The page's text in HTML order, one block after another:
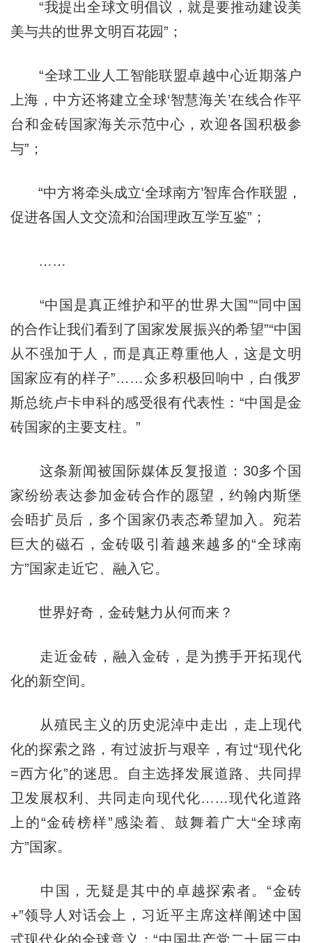
“我提出全球文明倡议，就是要推动建设美
美与共的世界文明百花园”；
“全球工业人工智能联盟卓越中心近期落户
上海，中方还将建立全球‘智慧海关’在线合作平
台和金砖国家海关示范中心，欢迎各国积极参
与”；
“中方将牵头成立‘全球南方’智库合作联盟，
促进各国人文交流和治国理政互学互鉴”；
……
“中国是真正维护和平的世界大国”“同中国
的合作让我们看到了国家发展振兴的希望”“中国
从不强加于人，而是真正尊重他人，这是文明
国家应有的样子”……众多积极回响中，白俄罗
斯总统卢卡申科的感受很有代表性：“中国是金
砖国家的主要支柱。”
这条新闻被国际媒体反复报道：30多个国
家纷纷表达参加金砖合作的愿望，约翰内斯堡
会晤扩员后，多个国家仍表态希望加入。宛若
巨大的磁石，金砖吸引着越来越多的“全球南
方”国家走近它、融入它。
世界好奇，金砖魅力从何而来？
走近金砖，融入金砖，是为携手开拓现代
化的新空间。
从殖民主义的历史泥淖中走出，走上现代
化的探索之路，有过波折与艰辛，有过“现代化
=西方化”的迷思。自主选择发展道路、共同捍
卫发展权利、共同走向现代化……现代化道路
上的“金砖榜样”感染着、鼓舞着广大“全球南
方”国家。
中国，无疑是其中的卓越探索者。“金砖
+”领导人对话会上，习近平主席这样阐述中国
式现代化的全球意义：“中国共产党二十届三中